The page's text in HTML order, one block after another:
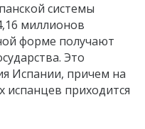
системы
миллионов
форме получают
Это
Испании, причем на
приходится